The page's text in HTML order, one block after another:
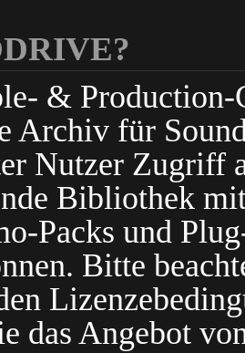
&
Archiv für
Nutzer Zugriff
Bibliothek
Packs und
Bitte
das Angebot